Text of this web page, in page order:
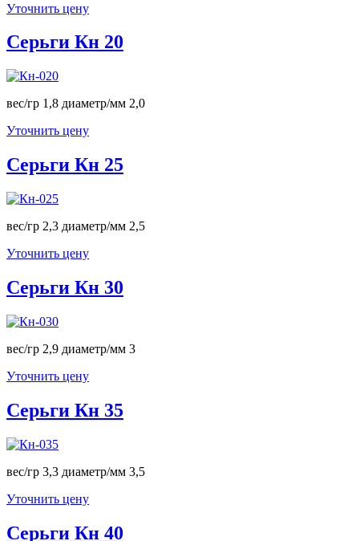
Уточнить цену
Серьги Кн 20
вес/гр 1,8 диаметр/мм 2,0
Уточнить цену
Серьги Кн 25
вес/гр 2,3 диаметр/мм 2,5
Уточнить цену
Серьги Кн 30
вес/гр 2,9 диаметр/мм 3
Уточнить цену
Серьги Кн 35
вес/гр 3,3 диаметр/мм 3,5
Уточнить цену
Серьги Кн 40